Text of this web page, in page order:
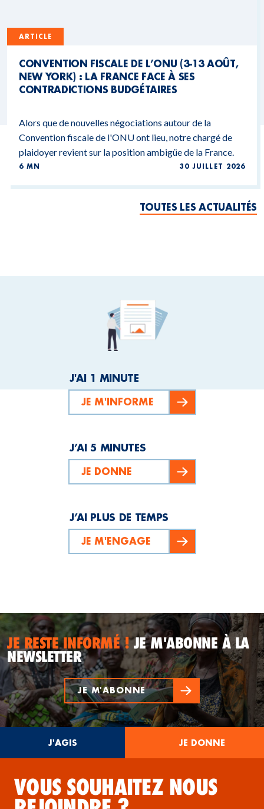
ARTICLE
CONVENTION FISCALE DE L’ONU (3-13 AOÛT,
NEW YORK) : LA FRANCE FACE À SES
CONTRADICTIONS BUDGÉTAIRES
Alors que de nouvelles négociations autour de la
Convention fiscale de l'ONU ont lieu, notre chargé de
plaidoyer revient sur la position ambigüe de la France.
6 MN 30 JUILLET 2026
TOUTES LES ACTUALITÉS
J'AI 1 MINUTE
JE M'INFORME
J’AI 5 MINUTES
JE DONNE
J’AI PLUS DE TEMPS
JE M'ENGAGE
JE RESTE INFORMÉ !JE M'ABONNE À LA
NEWSLETTER
JE M'ABONNE
J'AGIS JE DONNE
VOUS SOUHAITEZ NOUS